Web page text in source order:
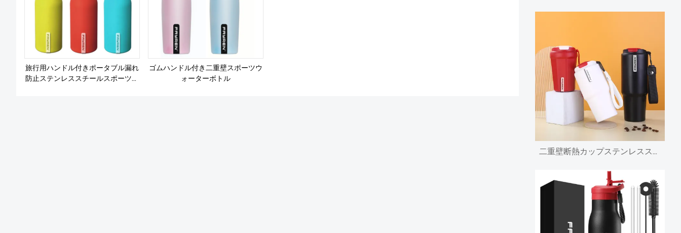
旅行用ハンドル付きポータブル漏れ
防止ステンレススチールスポーツウ
ゴムハンドル付き二重壁スポーツウ
ォーターボトル
二重壁断熱カップステンレススチールトラベルタンブラーコーヒーマグ、蓋とストラップ付き